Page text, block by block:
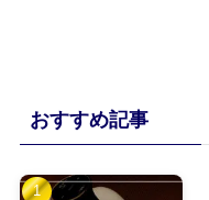
おすすめ記事